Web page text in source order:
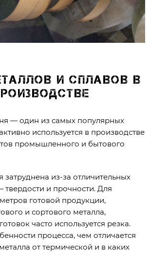
и сплавов в
— один из самых популярных
используется в производстве
промышленного и бытового
затруднена из-за отличительных
твердости и прочности. Для
готовой продукции,
и сортового металла,
часто используется резка.
процесса, чем отличается
от термической и в каких